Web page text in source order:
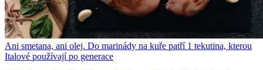
Ani smetana, ani olej. Do marinády na kuře patří 1 tekutina, kterou
Italové používají po generace